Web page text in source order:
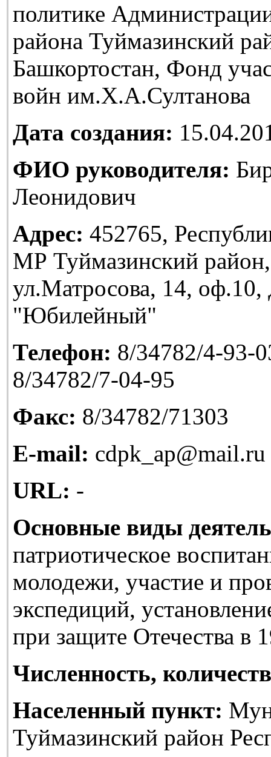
политике
района Туймазинский
Башкортостан, Фонд
войн им.Х.А.Султанова
Дата создания:
ФИО руководителя:
Леонидович
Адрес: 452765,
МР Туймазинский
ул.Матросова, 14,
"Юбилейный"
Телефон: 8/34782/4-93-
8/34782/7-04-95
Факс: 8/34782/71303
E-mail: cdpk_ap@mail.ru
URL: -
Основные виды
патриотическое
молодежи, участие и
экспедиций,
при защите Отечества в
Численность,
Населенный пункт:
Туймазинский район